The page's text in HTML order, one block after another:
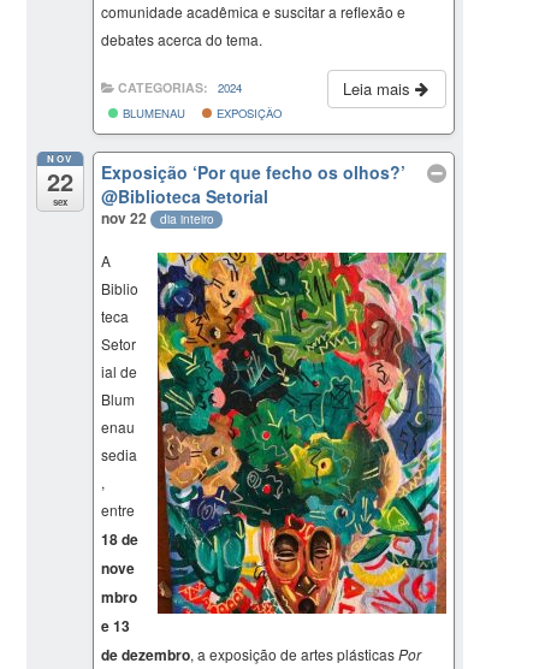
comunidade acadêmica e suscitar a reflexão e
debates acerca do tema.
Leia mais
CATEGORIAS:
2024
BLUMENAU
EXPOSIÇÃO
NOV
22
sex
Exposição ‘Por que fecho os olhos?’
@Biblioteca Setorial
nov 22 dia inteiro
A
Biblio
teca
Setor
ial de
Blum
enau
sedia
,
entre
18 de
nove
mbro
e 13
de dezembro, a exposição de artes plásticasPor